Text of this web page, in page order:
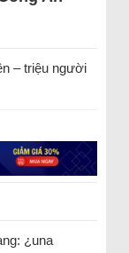
– triệu người
¿una